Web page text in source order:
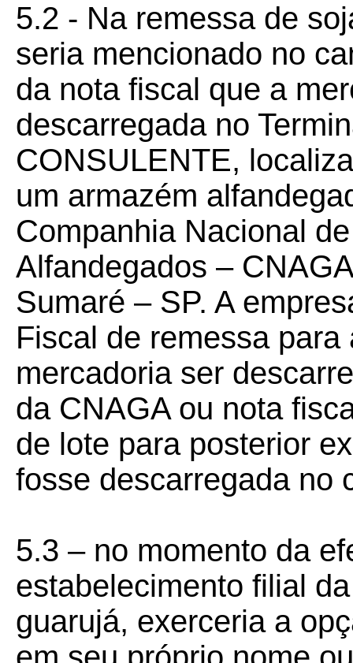
5.2 - Na remessa de
seria mencionado no
da nota fiscal que a
descarregada no
CONSULENTE,
um armazém
Companhia Nacional
Alfandegados –
Sumaré – SP. A
Fiscal de remessa
mercadoria ser
da CNAGA ou nota
de lote para posterior
fosse descarregada no
5.3 – no momento da
estabelecimento filial
guarujá, exerceria a